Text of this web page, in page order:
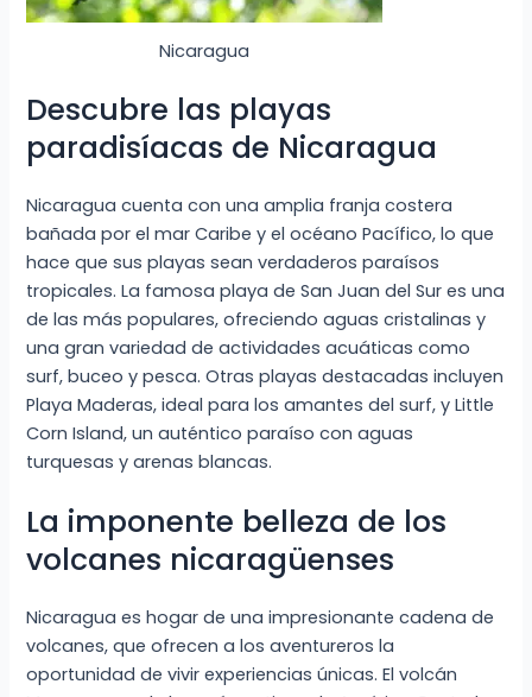
Nicaragua
Descubre las playas
paradisíacas de Nicaragua
Nicaragua cuenta con una amplia franja costera
bañada por el mar Caribe y el océano Pacífico, lo que
hace que sus playas sean verdaderos paraísos
tropicales. La famosa playa de San Juan del Sur es una
de las más populares, ofreciendo aguas cristalinas y
una gran variedad de actividades acuáticas como
surf, buceo y pesca. Otras playas destacadas incluyen
Playa Maderas, ideal para los amantes del surf, y Little
Corn Island, un auténtico paraíso con aguas
turquesas y arenas blancas.
La imponente belleza de los
volcanes nicaragüenses
Nicaragua es hogar de una impresionante cadena de
volcanes, que ofrecen a los aventureros la
oportunidad de vivir experiencias únicas. El volcán